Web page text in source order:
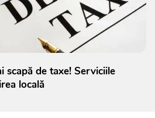
scapă de taxe! Serviciile
locală